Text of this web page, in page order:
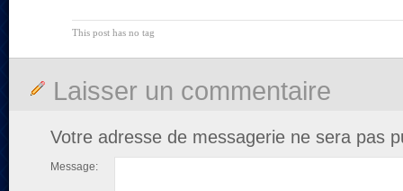
This post has no tag
Laisser un commentaire
Votre adresse de messagerie ne sera pas
Message: